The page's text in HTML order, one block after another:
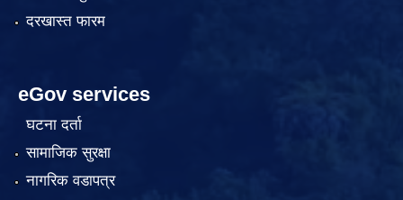
दरखास्त फारम
eGov services
घटना दर्ता
सामाजिक सुरक्षा
नागरिक वडापत्र